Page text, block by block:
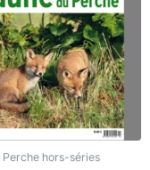
Perche hors-séries